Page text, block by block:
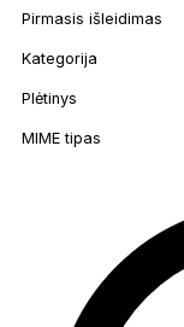
Pirmasis išleidimas
Kategorija
Plėtinys
MIME tipas